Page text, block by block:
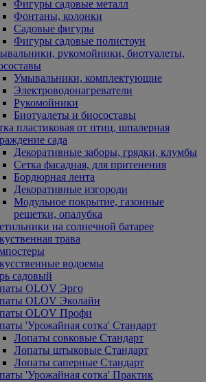
Фигуры садовые металл
Фонтаны, колонки
Садовые фигуры
Фигуры садовые полистоун
рукомойники, биотуалеты,
Умывальники, комплектующие
Электроводонагреватели
Рукомойники
Биотуалеты и биосоставы
пластиковая от птиц, шпалерная
сада
Декоративные заборы, грядки, клумбы
Сетка фасадная, для притенения
Бордюрная лента
Декоративные изгороди
Модульное покрытие, газонные
решетки, опалубка
на солнечной батарее
трава
водоемы
садовый
OLOV Эрго
OLOV Эколайн
OLOV Профи
'Урожайная сотка' Стандарт
Лопаты совковые Стандарт
Лопаты штыковые Стандарт
Лопаты саперные Стандарт
'Урожайная сотка' Практик